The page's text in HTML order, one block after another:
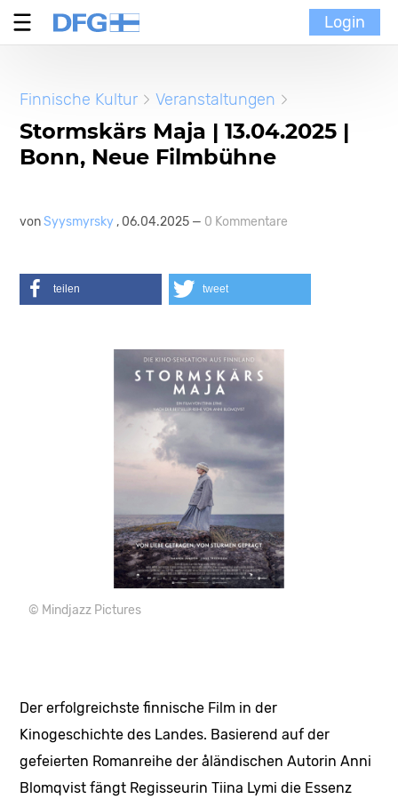
MoinMoi
Finnische Kultur
Portal
Login
Finnische Kultur Veranstaltungen
Stormskärs Maja | 13.04.2025 |
Bonn, Neue Filmbühne
vonSyysmyrsky , 06.04.2025 — 0 Kommentare
teilen tweet
© Mindjazz Pictures
Der erfolgreichste finnische Film in der
Kinogeschichte des Landes. Basierend auf der
gefeierten Romanreihe der åländischen Autorin Anni
Blomqvist fängt Regisseurin Tiina Lymi die Essenz